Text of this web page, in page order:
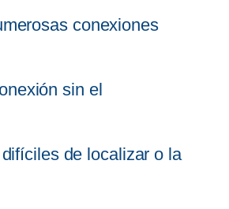
conexiones
sin el
de localizar o la